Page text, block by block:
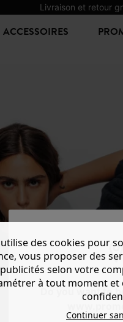
Livraison et retour
Do you want to
ACCESSOIRES
des cookies pour
vous proposer des
selon votre
à tout moment
Continuer